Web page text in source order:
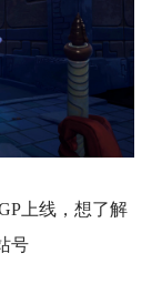
上线，想了解
号